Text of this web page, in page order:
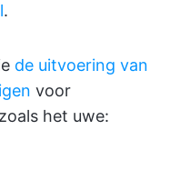
.
de uitvoering van
voor
het uwe: